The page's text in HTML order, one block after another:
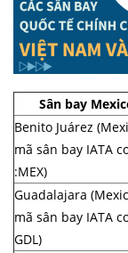
Sân bay
Benito Juárez
mã sân bay IATA
:MEX)
Guadalajara
mã sân bay IATA
GDL)